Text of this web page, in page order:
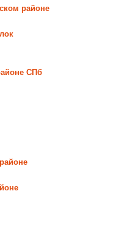
районе
СПб